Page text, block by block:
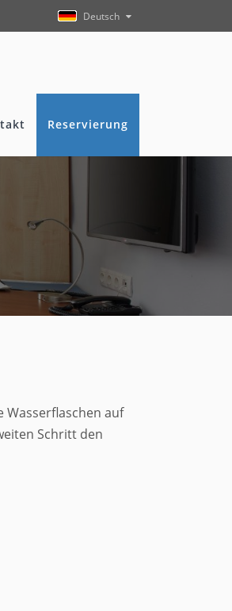
Deutsch
Reservierung
Wasserflaschen auf
Schritt den